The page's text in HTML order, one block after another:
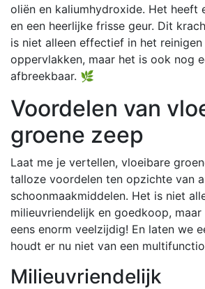
oliën en kaliumhydroxide. Het heeft
en een heerlijke frisse geur. Dit
is niet alleen effectief in het reinigen
oppervlakken, maar het is ook nog
afbreekbaar. 🌿
Voordelen van
groene zeep
Laat me je vertellen, vloeibare
talloze voordelen ten opzichte van
schoonmaakmiddelen. Het is niet
milieuvriendelijk en goedkoop,
eens enorm veelzijdig! En laten we
houdt er nu niet van een
Milieuvriendelijk